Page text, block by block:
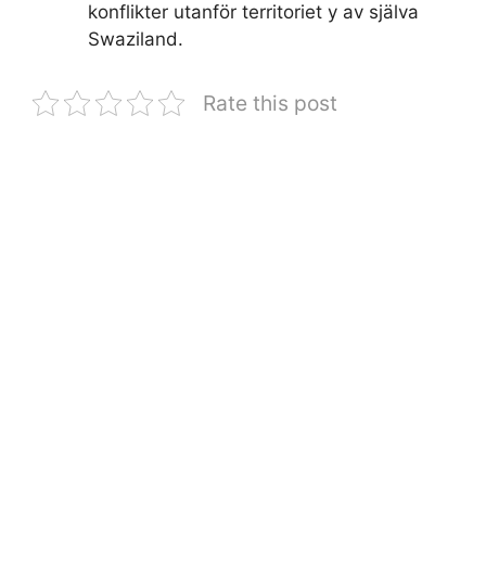
konflikter utanför territoriet y av själva
Swaziland.
Rate this post